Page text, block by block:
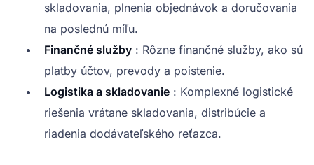
skladovania, plnenia objednávok a doručovania
na poslednú míľu.
Finančné služby : Rôzne finančné služby, ako sú
platby účtov, prevody a poistenie.
Logistika a skladovanie : Komplexné logistické
riešenia vrátane skladovania, distribúcie a
riadenia dodávateľského reťazca.